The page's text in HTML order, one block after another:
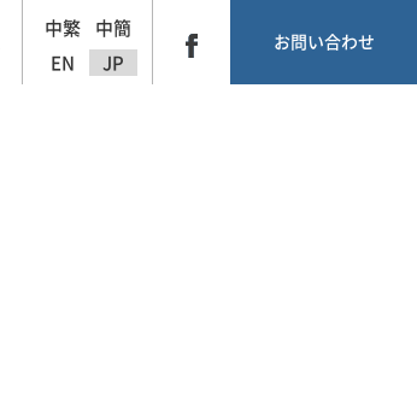
中繁
中簡
EN
JP
お問い合わせ